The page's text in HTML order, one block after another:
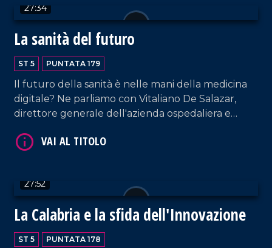
27:34
La sanità del futuro
ST 5 PUNTATA 179
Il futuro della sanità è nelle mani della medicina
digitale? Ne parliamo con Vitaliano De Salazar,
direttore generale dell'azienda ospedaliera e
della Comunità competente.
27:52
La Calabria e la sfida dell'Innovazione
ST 5 PUNTATA 178
VAI AL TITOLO